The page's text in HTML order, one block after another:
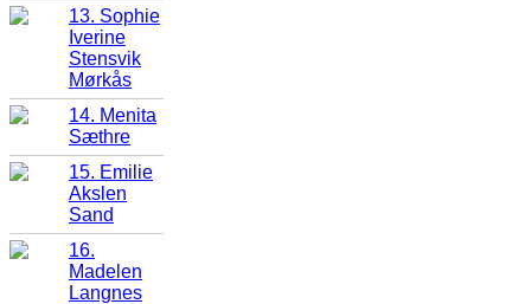
13. Sophie
Iverine
Stensvik
Mørkås
14. Menita
Sæthre
15. Emilie
Akslen
Sand
16.
Madelen
Langnes